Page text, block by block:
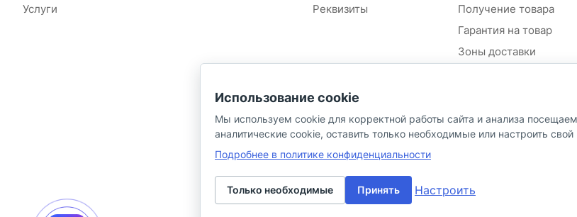
Услуги
Реквизиты
Получение товара
Гарантия на товар
Зоны доставки
Согласие на
персональных данных
Использование cookie
Мы используем cookie для корректной работы сайта и анализа
аналитические cookie, оставить только необходимые или настроить
Подробнее в политике конфиденциальности
Только необходимые Принять Настроить